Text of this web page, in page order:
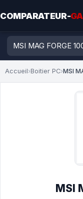
COMPARATEUR-
Accueil›Boitier PC›MSI
MSI